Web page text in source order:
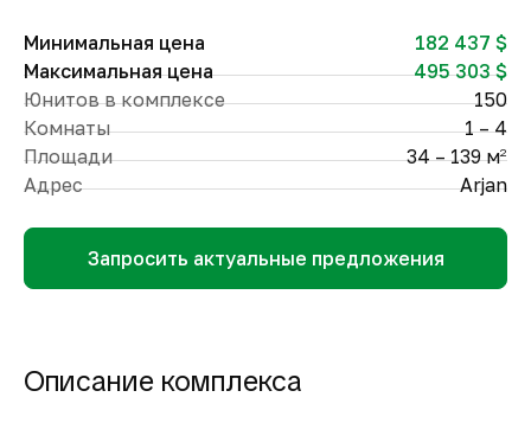
Минимальная цена
182 437 $
Максимальная цена
495 303 $
Юнитов в комплексе
150
Комнаты
1 – 4
Площади
34 – 139 м2
Адрес Arjan
Запросить актуальные предложения
Описание комплекса